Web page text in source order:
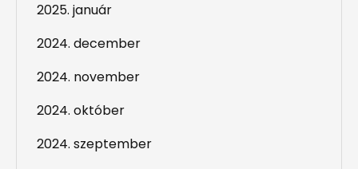
2025. január
2024. december
2024. november
2024. október
2024. szeptember